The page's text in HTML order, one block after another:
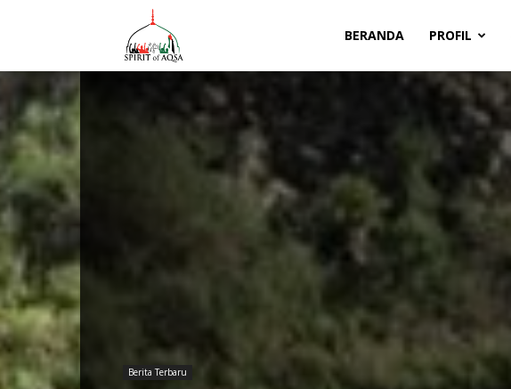
Aqsa
BERANDA PROFIL
Berita Terbaru